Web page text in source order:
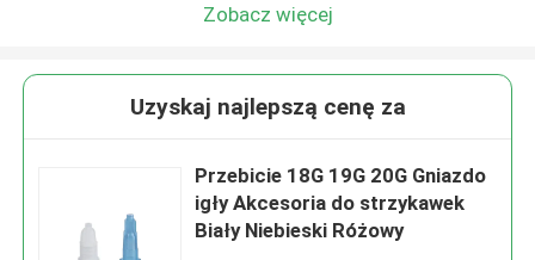
Zobacz więcej
Uzyskaj najlepszą cenę za
Przebicie 18G 19G 20G Gniazdo
igły Akcesoria do strzykawek
Biały Niebieski Różowy